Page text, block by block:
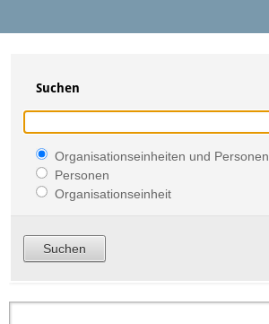
Suchen
Organisationseinheiten und Personen
Personen
Organisationseinheit